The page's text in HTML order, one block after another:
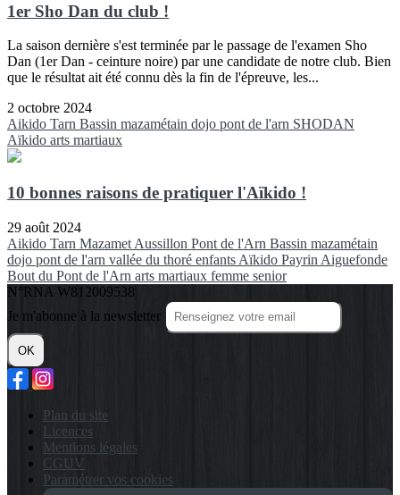
1er Sho Dan du club !
La saison dernière s'est terminée par le passage de l'examen Sho
Dan (1er Dan - ceinture noire) par une candidate de notre club. Bien
que le résultat ait été connu dès la fin de l'épreuve, les...
2 octobre 2024
Aikido Tarn Bassin mazamétain dojo pont de l'arn SHODAN
Aïkido arts martiaux
10 bonnes raisons de pratiquer l'Aïkido !
29 août 2024
Aikido Tarn Mazamet Aussillon Pont de l'Arn Bassin mazamétain
dojo pont de l'arn vallée du thoré enfants Aïkido Payrin Aiguefonde
Bout du Pont de l'Arn arts martiaux femme senior
N°RNA W812009538
Je m'abonne à la newsletter
OK
Plan du site
Licences
Mentions légales
CGUV
Paramétrer vos cookies